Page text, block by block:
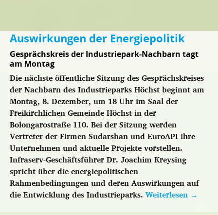
Auswirkungen der Energiepolitik
Gesprächskreis der Industriepark-Nachbarn tagt
am Montag
Die nächste öffentliche Sitzung des Gesprächskreises
der Nachbarn des Industrieparks Höchst beginnt am
Montag, 8. Dezember, um 18 Uhr im Saal der
Freikirchlichen Gemeinde Höchst in der
Bolongarostraße 110. Bei der Sitzung werden
Vertreter der Firmen Sudarshan und EuroAPI ihre
Unternehmen und aktuelle Projekte vorstellen.
Infraserv-Geschäftsführer Dr. Joachim Kreysing
spricht über die energiepolitischen
Rahmenbedingungen und deren Auswirkungen auf
die Entwicklung des Industrieparks. Weiterlesen →